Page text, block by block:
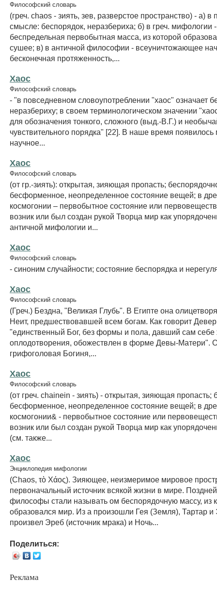
Философский словарь
(греч. chaos - зиять, зев, разверстое пространство) - а) в
смысле: беспорядок, неразбериха; б) в греч. мифологии -
беспредельная первобытная масса, из которой
сушее; в) в античной философии - всеуничтожающее
бесконечная протяженность,...
Хаос
Философский словарь
- "в повседневном словоупотреблении "хаос" означает
неразбериху; в своем терминологическом значении
для обозначения тонкого, сложного (выд.-В.Г.) и
чувствительного порядка" [22]. В наше время появилось
научное...
Хаос
Философский словарь
(от гр.-зиять): открытая, зияющая пропасть;
бесформенное, неопределенное состояние вещей; в
космогонии – первобытное состояние или
возник или был создан рукой Творца мир как
античной мифологии и...
Хаос
Философский словарь
- синоним случайности; состояние беспорядка и
Хаос
Философский словарь
(Греч.) Бездна, "Великая Глубь". В Египте она
Неит, предшествовавшей всем богам. Как говорит
"единственный Бог, без формы и пола, давший сам себе
оплодотворения, обожествлен в форме Девы-Матери".
грифоголовая Богиня,...
Хаос
Философский словарь
(от греч. chainein - зиять) - открытая, зияющая пропасть;
бесформенное, неопределенное состояние вещей; в
космогонии& - первобытное состояние или
возник или был создан рукой Творца мир как
(см. также...
Хаос
Энциклопедия мифологии
(Chaos, τὸ Χάος). Зияющее, неизмеримое мировое
первоначальный источник всякой жизни в мире.
философы стали называть ом беспорядочную массу, из
образовался мир. Из а произошли Гея (Земля), Тартар и
произвел Эреб (источник мрака) и Ночь...
Поделиться:
Реклама